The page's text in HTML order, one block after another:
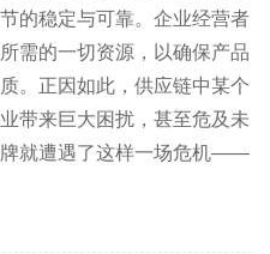
的稳定与可靠。企业经营者
需的一切资源，以确保产品
。正因如此，供应链中某个
带来巨大困扰，甚至危及未
就遭遇了这样一场危机——